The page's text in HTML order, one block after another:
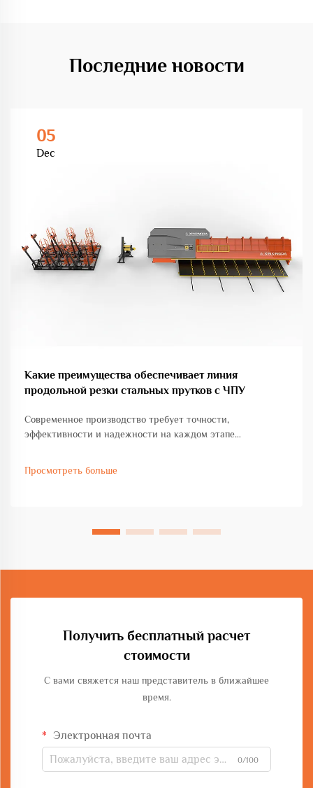
Последние новости
05
Dec
Какие преимущества обеспечивает линия
продольной резки стальных прутков с ЧПУ
Современное производство требует точности,
эффективности и надежности на каждом этапе
изменения благодаря передовым технологиям
Просмотреть больше
Получить бесплатный расчет
стоимости
С вами свяжется наш представитель в ближайшее
время.
Электронная почта
0/100